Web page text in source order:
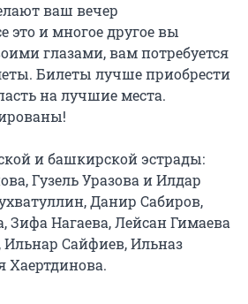
ваш вечер
это и многое другое вы
глазами, вам потребуется
Билеты лучше приобрести
на лучшие места.
и башкирской эстрады:
Гузель Уразова и Илдар
Данир Сабиров,
Зифа Нагаева, Лейсан Гимаева
Сайфиев, Ильназ
Хаертдинова.